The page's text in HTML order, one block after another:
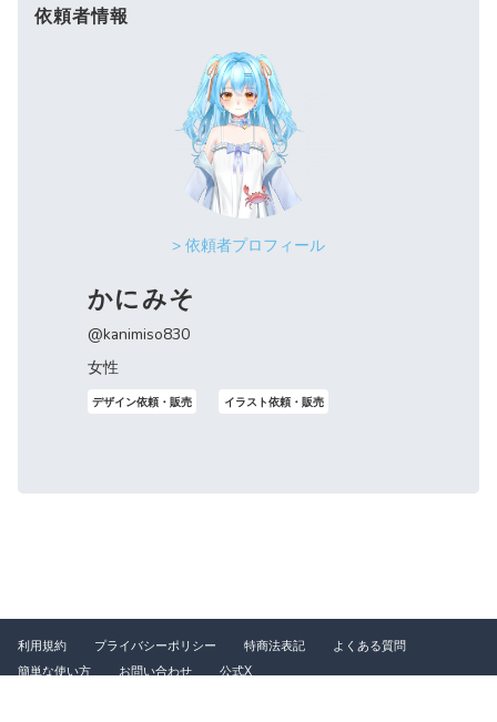
依頼者情報
> 依頼者プロフィール
かにみそ
@kanimiso830
女性
デザイン依頼・販売 イラスト依頼・販売
利用規約 プライバシーポリシー 特商法表記
よくある質問
簡単な使い方
お問い合わせ 公式X